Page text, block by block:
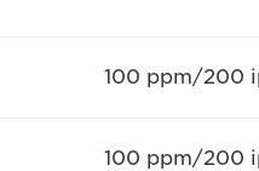
100 ppm/200
100 ppm/200